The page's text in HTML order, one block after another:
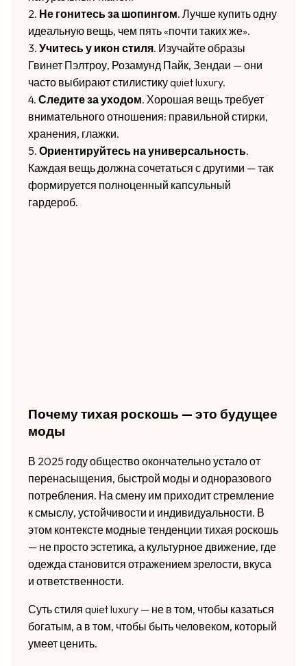
2. Не гонитесь за шопингом. Лучше купить одну
идеальную вещь, чем пять «почти таких же».
3. Учитесь у икон стиля. Изучайте образы
Гвинет Пэлтроу, Розамунд Пайк, Зендаи — они
часто выбирают стилистику quiet luxury.
4. Следите за уходом. Хорошая вещь требует
внимательного отношения: правильной стирки,
хранения, глажки.
5. Ориентируйтесь на универсальность.
Каждая вещь должна сочетаться с другими — так
формируется полноценный капсульный
гардероб.
Почему тихая роскошь — это будущее
моды
В 2025 году общество окончательно устало от
перенасыщения, быстрой моды и одноразового
потребления. На смену им приходит стремление
к смыслу, устойчивости и индивидуальности. В
этом контексте модные тенденции тихая роскошь
— не просто эстетика, а культурное движение, где
одежда становится отражением зрелости, вкуса
и ответственности.
Суть стиля quiet luxury — не в том, чтобы казаться
богатым, а в том, чтобы быть человеком, который
умеет ценить.